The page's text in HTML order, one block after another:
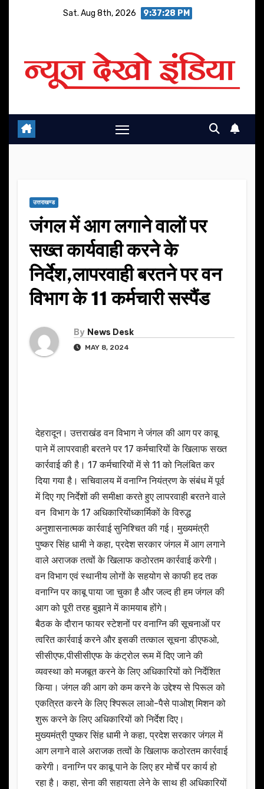
Sat. Aug 8th, 2026 9:37:29 PM
उत्तराखण्ड
जंगल में आग लगाने वालों पर
सख्त कार्यवाही करने के
निर्देश,लापरवाही बरतने पर वन
विभाग के 11 कर्मचारी सस्पैंड
By News Desk
MAY 8, 2024
देहरादून। उत्तराखंड वन विभाग ने जंगल की आग पर काबू
पाने में लापरवाही बरतने पर 17 कर्मचारियों के खिलाफ सख्त
कार्रवाई की है। 17 कर्मचारियों में से 11 को निलंबित कर
दिया गया है। सचिवालय में वनाग्नि नियंत्रण के संबंध में पूर्व
में दिए गए निर्देशों की समीक्षा करते हुए लापरवाही बरतने वाले
वन विभाग के 17 अधिकारियोंध्कार्मिकों के विरुद्ध
अनुशासनात्मक कार्रवाई सुनिश्चित की गई। मुख्यमंत्री
पुष्कर सिंह धामी ने कहा, प्रदेश सरकार जंगल में आग लगाने
वाले अराजक तत्वों के खिलाफ कठोरतम कार्रवाई करेगी।
वन विभाग एवं स्थानीय लोगों के सहयोग से काफी हद तक
वनाग्नि पर काबू पाया जा चुका है और जल्द ही हम जंगल की
आग को पूरी तरह बुझाने में कामयाब होंगे।
बैठक के दौरान फायर स्टेशनों पर वनाग्नि की सूचनाओं पर
त्वरित कार्रवाई करने और इसकी तत्काल सूचना डीएफओ,
सीसीएफ,पीसीसीएफ के कंट्रोल रूम में दिए जाने की
व्यवस्था को मजबूत करने के लिए अधिकारियों को निर्देशित
किया। जंगल की आग को कम करने के उद्देश्य से पिरूल को
एकत्रित करने के लिए श्पिरूल लाओ-पैसे पाओश् मिशन को
शुरू करने के लिए अधिकारियों को निर्देश दिए।
मुख्यमंत्री पुष्कर सिंह धामी ने कहा, प्रदेश सरकार जंगल में
आग लगाने वाले अराजक तत्वों के खिलाफ कठोरतम कार्रवाई
करेगी। वनाग्नि पर काबू पाने के लिए हर मोर्चे पर कार्य हो
रहा है। कहा, सेना की सहायता लेने के साथ ही अधिकारियों